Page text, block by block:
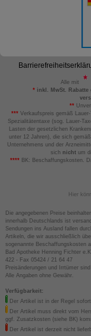
Alle mit
*inkl. MwSt. Rabatte
**
*** Verkaufspreis gemäß
Spezialitätentaxe (sog. Lauer-
Lasten der gesetzlichen
unter 12 Jahren), die sich
Unternehmens und der
sich nicht um
****BK: Beschaffungskosten.
Hier
Die angegebenen Preise
innerhalb Deutschlands ist
Sendungen ins Ausland fallen
Artikeln, die wir ausschließlich
sogenannte Beschaffungskosten
Bad Apotheke Henning Fichter
422 - Fax 05424 / 21 64 47
Preisänderungen und Irrtümer
Alle Angaben ohne Gewähr.
Verfügbarkeit:
Der Artikel ist in der Regel
Der Artikel muss direkt vom
ggf. Zusatzkosten (siehe BK)
Der Artikel ist derzeit nicht